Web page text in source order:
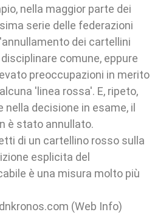
nella maggior parte dei
serie delle federazioni
dei cartellini
comune, eppure
preoccupazioni in merito
'linea rossa'. E, ripeto,
decisione in esame, il
è stato annullato.
di un cartellino rosso sulla
esplicita del
è una misura molto più
(Web Info)